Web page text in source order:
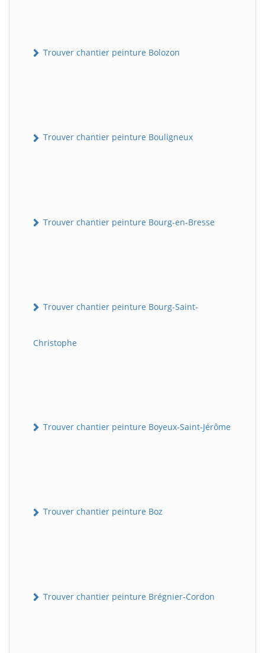
Trouver chantier peinture Bolozon
Trouver chantier peinture Bouligneux
Trouver chantier peinture Bourg-en-Bresse
Trouver chantier peinture Bourg-Saint-
Christophe
Trouver chantier peinture Boyeux-Saint-Jérôme
Trouver chantier peinture Boz
Trouver chantier peinture Brégnier-Cordon